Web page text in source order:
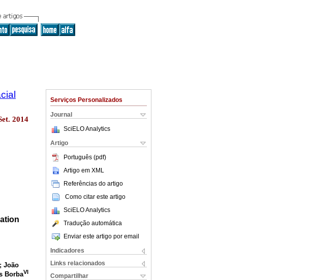
Serviços Personalizados
Journal
SciELO Analytics
Artigo
Português (pdf)
Artigo em XML
Referências do artigo
Como citar este artigo
SciELO Analytics
Tradução automática
Enviar este artigo por email
Indicadores
Links relacionados
Compartilhar
2014
; João
BorbaVI